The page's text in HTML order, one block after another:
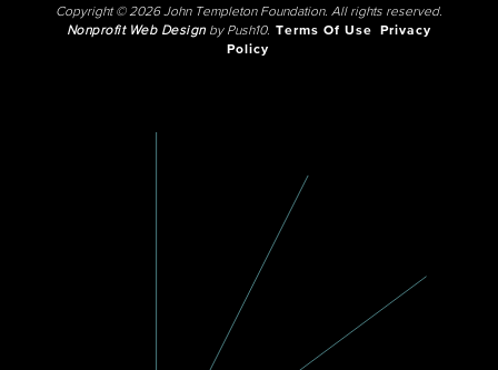
Copyright © 2026 John Templeton Foundation. All rights reserved.
Nonprofit Web Designby Push10. Terms Of Use
Privacy
Policy